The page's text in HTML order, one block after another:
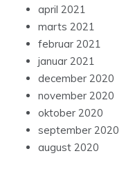
april 2021
marts 2021
februar 2021
januar 2021
december 2020
november 2020
oktober 2020
september 2020
august 2020